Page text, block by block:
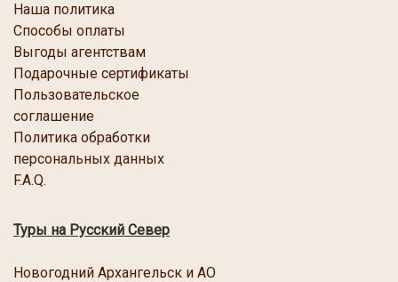
Наша политика
Способы оплаты
Выгоды агентствам
Подарочные сертификаты
Пользовательское
соглашение
Политика обработки
персональных данных
F.A.Q.
Туры на Русский Север
Новогодний Архангельск и АО